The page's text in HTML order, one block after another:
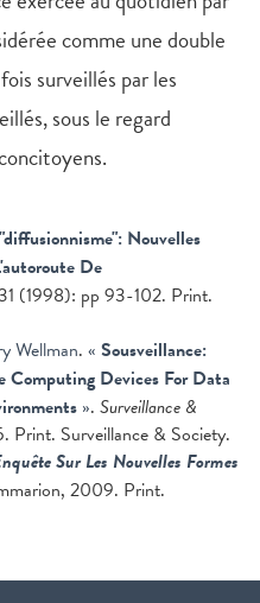
comme une double
surveillés par les
sous le regard
Nouvelles
De
(1998): pp 93-102. Print.
Wellman. « Sousveillance:
Computing Devices For Data
». Surveillance &
Surveillance & Society.
Sur Les Nouvelles Formes
2009. Print.